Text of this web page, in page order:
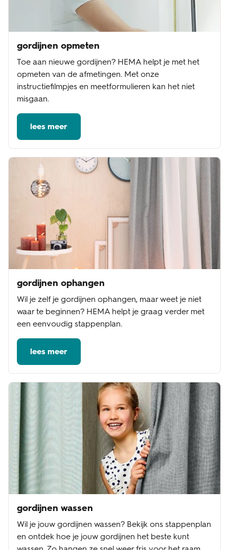
gordijnen opmeten
Toe aan nieuwe gordijnen? HEMA helpt je met het
opmeten van de afmetingen. Met onze
instructiefilmpjes en meetformulieren kan het niet
misgaan.
lees meer
gordijnen ophangen
Wil je zelf je gordijnen ophangen, maar weet je niet
waar te beginnen? HEMA helpt je graag verder met
een eenvoudig stappenplan.
lees meer
gordijnen wassen
Wil je jouw gordijnen wassen? Bekijk ons stappenplan
en ontdek hoe je jouw gordijnen het beste kunt